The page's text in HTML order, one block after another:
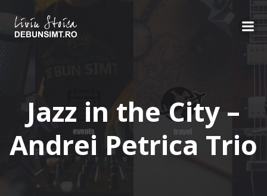
Jazz in the City –
Andrei Petrica Trio